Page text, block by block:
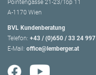
Pointengasse 21-23/Top 11
A-1170 Wien
BVL Kundenberatung
Telefon: +43 / (0)650 / 33 24 997
E-Mail: office@lemberger.at